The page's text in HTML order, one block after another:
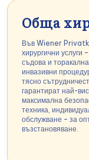
Обща
Във Wiener
хирургични услуги
съдова и
инвазивни
тясно
гарантират най-
максимална
техника,
обслужване – за
възстановяване.